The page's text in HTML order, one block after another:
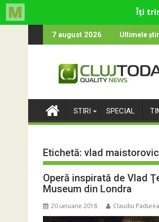
to
7 august 2026 Ultimele
Smiley și Theo Rose și comercianți români
000 de oameni au cântat, la Untold,
STIRI SPECIAL
Etichetă: vlad
Operă inspirată de Vlad
Museum din Londra
20 ianuarie 2018 Claudiu